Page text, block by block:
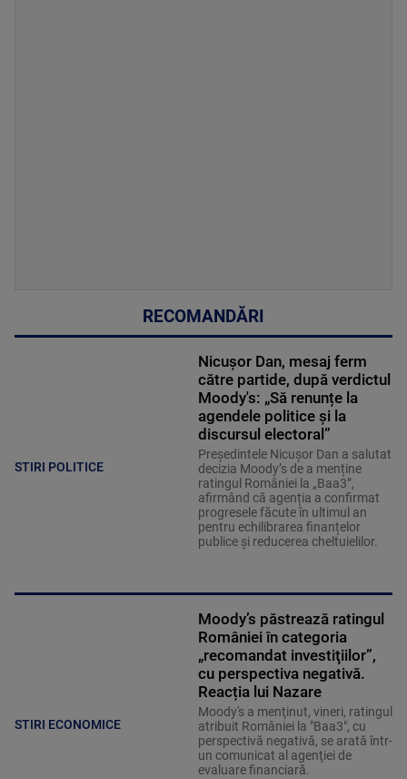
RECOMANDĂRI
STIRI POLITICE
Nicușor Dan, mesaj ferm
către partide, după verdictul
Moody's: „Să renunțe la
agendele politice şi la
discursul electoral”
Președintele Nicușor Dan a salutat
decizia Moody’s de a menține
ratingul României la „Baa3”,
afirmând că agenția a confirmat
progresele făcute în ultimul an
pentru echilibrarea finanțelor
publice și reducerea cheltuielilor.
STIRI ECONOMICE
Moody’s păstrează ratingul
României în categoria
„recomandat investiţiilor”,
cu perspectiva negativă.
Reacția lui Nazare
Moody's a menţinut, vineri, ratingul
atribuit României la "Baa3", cu
perspectivă negativă, se arată într-
un comunicat al agenţiei de
evaluare financiară.